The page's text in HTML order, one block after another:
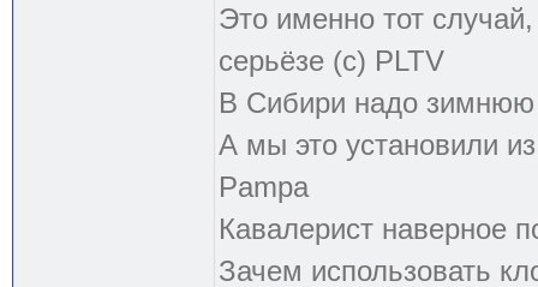
Это именно тот
серьёзе (с) PLTV
В Сибири надо зимнюю
А мы это установили
Pampa
Кавалерист наверное
Зачем использовать